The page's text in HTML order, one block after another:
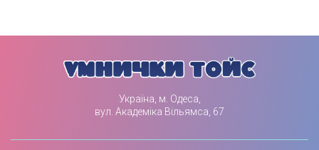
Україна, м. Одеса,
вул. Академіка Вільямса, 67